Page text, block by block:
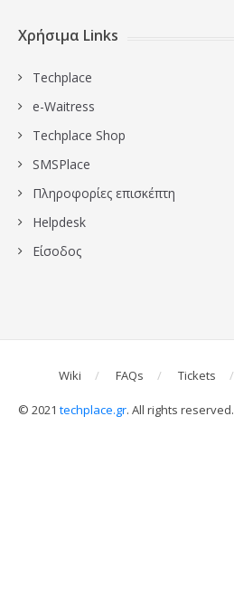
Χρήσιμα Links
Techplace
e-Waitress
Techplace Shop
SMSPlace
Πληροφορίες επισκέπτη
Ηelpdesk
Είσοδος
Wiki FAQs Tickets
© 2021 techplace.gr. All rights reserved.